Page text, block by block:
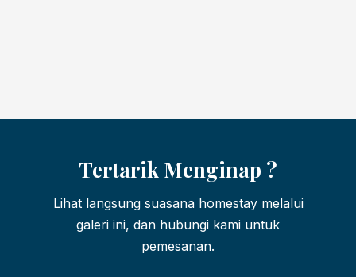
Tertarik Menginap ?
Lihat langsung suasana homestay melalui
galeri ini, dan hubungi kami untuk
pemesanan.